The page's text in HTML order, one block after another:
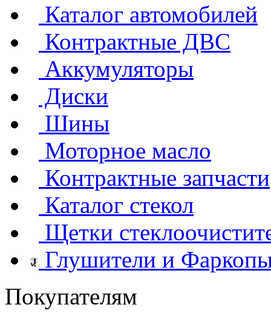
Каталог автомобилей
Контрактные ДВС
Аккумуляторы
Диски
Шины
Моторное масло
Контрактные запчасти
Каталог стекол
Щетки
Глушители и
Покупателям